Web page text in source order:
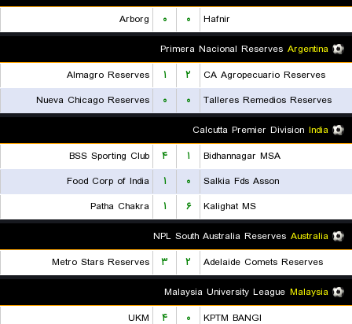
Hafnir
۰ ۰
Arborg
Argentina
Primera Nacional Reserves
CA Agropecuario Reserves
۲ ۱
Almagro Reserves
Talleres Remedios Reserves
۰ ۰
Nueva Chicago Reserves
India
Calcutta Premier Division
Bidhannagar MSA
۱ ۴
BSS Sporting Club
Salkia Fds Asson
۰ ۱
Food Corp of India
Kalighat MS
۶ ۱
Patha Chakra
Australia
NPL South Australia Reserves
Adelaide Comets Reserves
۲ ۳
Metro Stars Reserves
Malaysia
Malaysia University League
KPTM BANGI
۰ ۴
UKM